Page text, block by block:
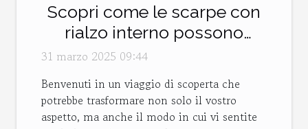
Scopri come le scarpe con
rialzo interno possono
migliorare la postura e
31 marzo 2025 09:44
Benvenuti in un viaggio di scoperta che
potrebbe trasformare non solo il vostro
aspetto, ma anche il modo in cui vi sentite